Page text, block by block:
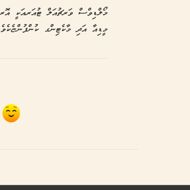
މޯލްޑިވްސް ވަރޗުއަލް ޓުއަރއަކީ
މީޑިއާ އަދި މާކެޓިންގ